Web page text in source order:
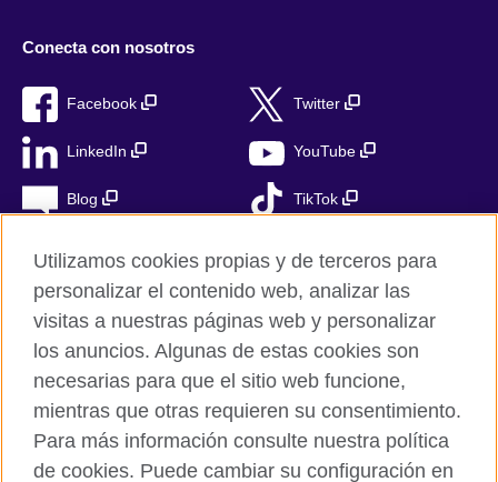
Conecta con nosotros
Facebook Twitter
LinkedIn YouTube
Blog TikTok
British Council Global
Privacidad
Aviso Legal
Cookies
Mapa del sitio
Utilizamos cookies propias y de terceros para
personalizar el contenido web, analizar las
visitas a nuestras páginas web y personalizar
los anuncios. Algunas de estas cookies son
necesarias para que el sitio web funcione,
mientras que otras requieren su consentimiento.
Para más información consulte nuestra política
de cookies. Puede cambiar su configuración en